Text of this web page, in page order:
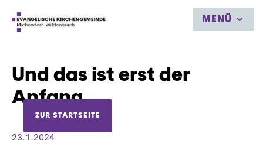
MENÜ
ZUR STARTSEITE
Und das ist erst der
Anfang
23.1.2024